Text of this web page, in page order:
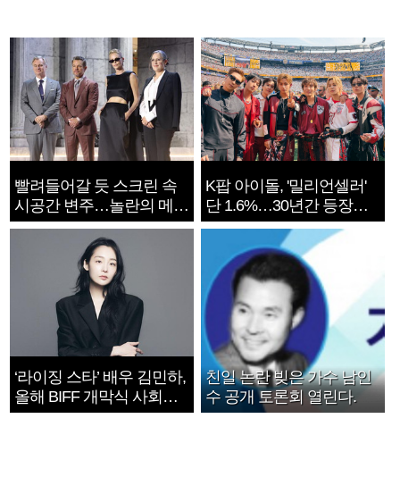
빨려들어갈 듯 스크린 속
시공간 변주…놀란의 메시
지는 ‘전쟁 속죄’
K팝 아이돌, '밀리언셀러'
단 1.6%…30년간 등장
1182개팀 전수조사
‘라이징 스타’ 배우 김민하,
올해 BIFF 개막식 사회자
확정
친일 논란 빚은 가수 남인
수 공개 토론회 열린다.